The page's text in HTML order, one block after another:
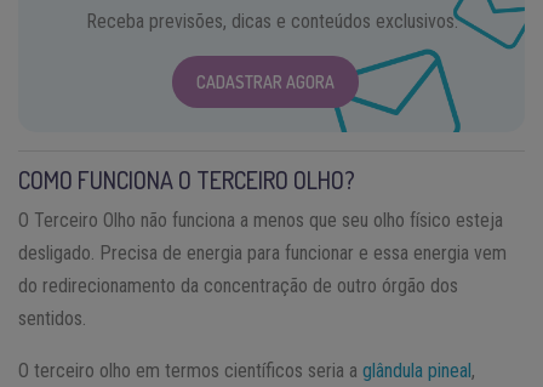
Receba previsões, dicas e conteúdos exclusivos.
CADASTRAR AGORA
COMO FUNCIONA O TERCEIRO OLHO?
O Terceiro Olho não funciona a menos que seu olho físico esteja
desligado. Precisa de energia para funcionar e essa energia vem
do redirecionamento da concentração de outro órgão dos
sentidos.
O terceiro olho em termos científicos seria a glândula pineal,